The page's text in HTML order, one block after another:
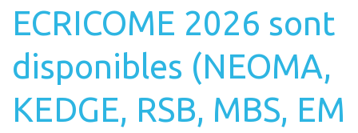
ECRICOME 2026 sont
disponibles (NEOMA,
KEDGE, RSB, MBS, EM